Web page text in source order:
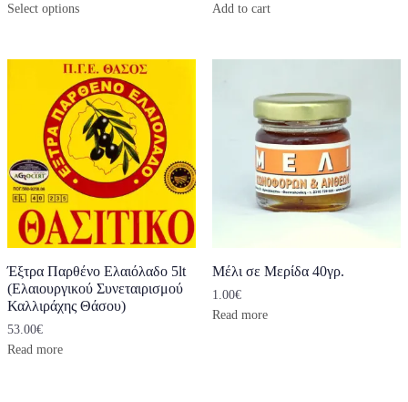
Select options
Add to cart
Έξτρα Παρθένο Ελαιόλαδο 5lt
(Ελαιουργικού Συνεταιρισμού
Καλλιράχης Θάσου)
53.00€
Read more
Μέλι σε Μερίδα 40γρ.
1.00€
Read more